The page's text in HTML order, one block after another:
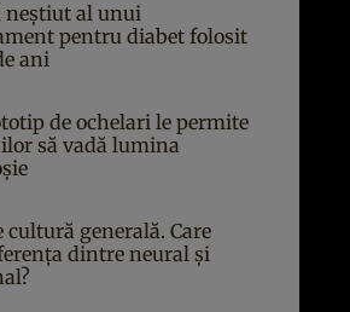
neștiut al unui
pentru diabet folosit
ani
de ochelari le permite
să vadă lumina
cultură generală. Care
dintre neural și